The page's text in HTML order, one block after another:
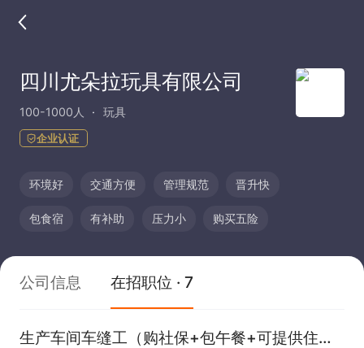
四川尤朵拉玩具有限公司
100-1000人 玩具
企业认证
环境好 交通方便 管理规范 晋升快
包食宿 有补助 压力小 购买五险
公司信息 在招职位 · 7
生产车间车缝工（购社保+包午餐+可提供住宿）